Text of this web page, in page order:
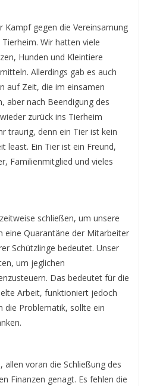
Kampf gegen die Vereinsamung
Wir hatten viele
Hunden und Kleintiere
Allerdings gab es auch
auf Zeit, die im einsamen
aber nach Beendigung des
zurück ins Tierheim
traurig, denn ein Tier ist kein
least. Ein Tier ist ein Freund,
Familienmitglied und vieles
schließen, um unsere
eine Quarantäne der Mitarbeiter
Schützlinge bedeutet. Unser
um jeglichen
Das bedeutet für die
Arbeit, funktioniert jedoch
die Problematik, sollte ein
allen voran die Schließung des
Finanzen genagt. Es fehlen die